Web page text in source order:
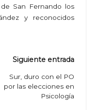
San Fernando los
y reconocidos
Siguiente entrada
Sur, duro con el PO
por las elecciones en
Psicología